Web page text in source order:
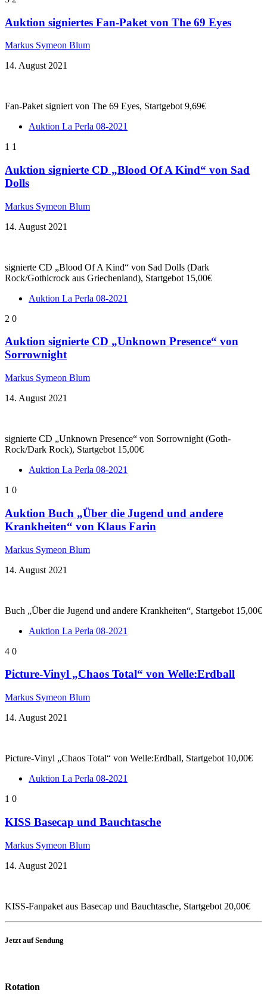
Auktion signiertes Fan-Paket von The 69 Eyes
Markus Symeon Blum
14. August 2021
Fan-Paket signiert von The 69 Eyes, Startgebot 9,69€
Auktion La Perla 08-2021
1 1
Auktion signierte CD „Blood Of A Kind“ von Sad
Dolls
Markus Symeon Blum
14. August 2021
signierte CD „Blood Of A Kind“ von Sad Dolls (Dark
Rock/Gothicrock aus Griechenland), Startgebot 15,00€
Auktion La Perla 08-2021
2 0
Auktion signierte CD „Unknown Presence“ von
Sorrownight
Markus Symeon Blum
14. August 2021
signierte CD „Unknown Presence“ von Sorrownight (Goth-
Rock/Dark Rock), Startgebot 15,00€
Auktion La Perla 08-2021
1 0
Auktion Buch „Über die Jugend und andere
Krankheiten“ von Klaus Farin
Markus Symeon Blum
14. August 2021
Buch „Über die Jugend und andere Krankheiten“, Startgebot 15,00€
Auktion La Perla 08-2021
4 0
Picture-Vinyl „Chaos Total“ von Welle:Erdball
Markus Symeon Blum
14. August 2021
Picture-Vinyl „Chaos Total“ von Welle:Erdball, Startgebot 10,00€
Auktion La Perla 08-2021
1 0
KISS Basecap und Bauchtasche
Markus Symeon Blum
14. August 2021
KISS-Fanpaket aus Basecap und Bauchtasche, Startgebot 20,00€
Jetzt auf Sendung
Rotation